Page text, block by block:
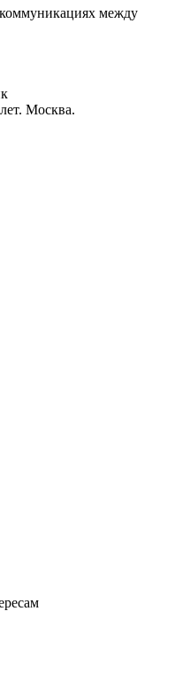
между
Москва.